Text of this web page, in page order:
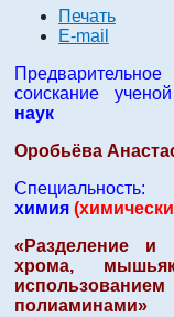
Печать
E-mail
соискание
наук
Оробьёва
химия
«Разделение и
хрома,
полиаминами»